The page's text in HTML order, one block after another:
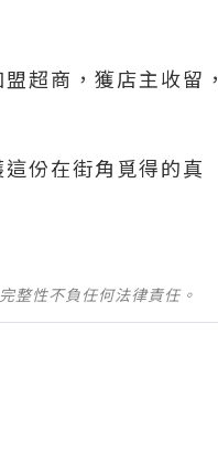
超商，獲店主收留，
份在街角覓得的真
整性不負任何法律責任。